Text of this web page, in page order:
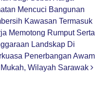
Mencuci Bangunan
Kawasan Termasuk
Memotong Rumput Serta
Landskap Di
Penerbangan Awam
Wilayah Sarawak